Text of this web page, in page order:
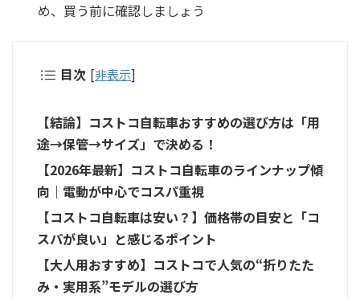
め、買う前に確認しましょう
目次 [非表示]
【結論】コストコ自転車おすすめの選び方は「用
途→保管→サイズ」で決める！
【2026年最新】コストコ自転車のラインナップ傾
向｜電動が中心でコスパ重視
【コストコ自転車は安い？】価格帯の目安と「コ
スパが良い」と感じるポイント
【大人用おすすめ】コストコで人気の“折りたた
み・実用系”モデルの選び方